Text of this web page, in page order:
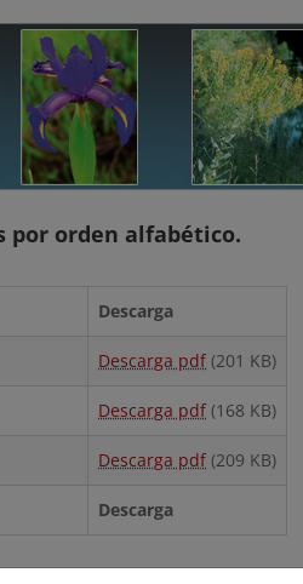
por orden alfabético.
Descarga
Descarga pdf (201 KB)
Descarga pdf (168 KB)
Descarga pdf (209 KB)
Descarga